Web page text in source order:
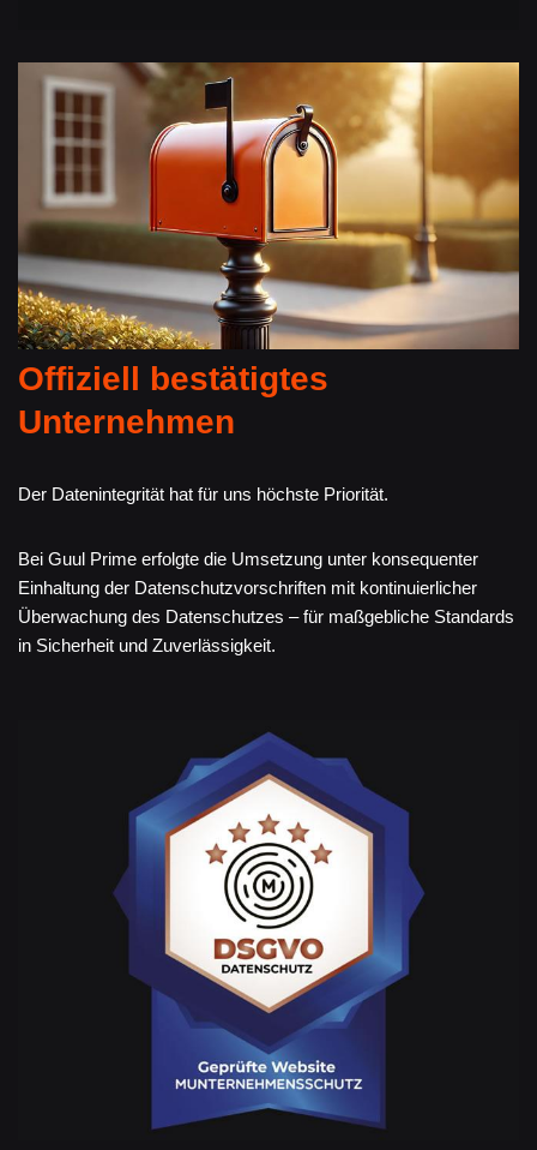
Offiziell bestätigtes
Unternehmen
Der Datenintegrität hat für uns höchste Priorität.
Bei Guul Prime erfolgte die Umsetzung unter konsequenter
Einhaltung der Datenschutzvorschriften mit kontinuierlicher
Überwachung des Datenschutzes – für maßgebliche Standards
in Sicherheit und Zuverlässigkeit.